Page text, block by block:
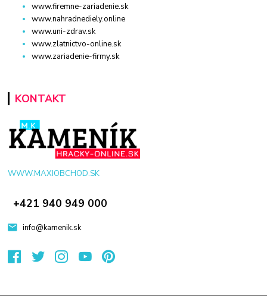
www.firemne-zariadenie.sk
www.nahradnediely.online
www.uni-zdrav.sk
www.zlatnictvo-online.sk
www.zariadenie-firmy.sk
KONTAKT
WWW.MAXIOBCHOD.SK
+421 940 949 000
info@kamenik.sk